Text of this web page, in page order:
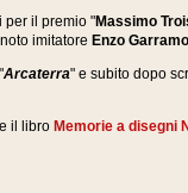
per il premio "Massimo
imitatore Enzo
Arcaterra" e subito dopo
e il libro Memorie a disegni